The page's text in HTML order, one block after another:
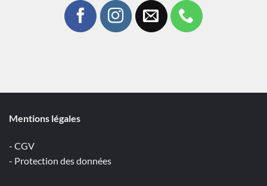
Mentions légales
- CGV
- Protection des données